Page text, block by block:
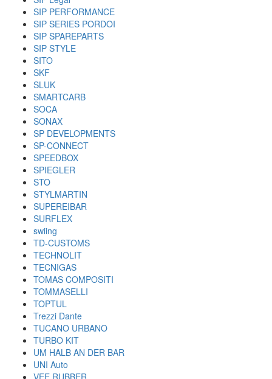
SIP PERFORMANCE
SIP SERIES PORDOI
SIP SPAREPARTS
SIP STYLE
SITO
SKF
SLUK
SMARTCARB
SOCA
SONAX
SP DEVELOPMENTS
SP-CONNECT
SPEEDBOX
SPIEGLER
STO
STYLMARTIN
SUPEREIBAR
SURFLEX
swiing
TD-CUSTOMS
TECHNOLIT
TECNIGAS
TOMAS COMPOSITI
TOMMASELLI
TOPTUL
Trezzi Dante
TUCANO URBANO
TURBO KIT
UM HALB AN DER BAR
UNI Auto
VEE RUBBER